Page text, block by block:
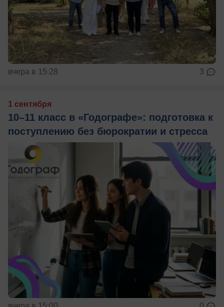
вчера в 15:28 3
1 сентября
10–11 класс в «Годографе»: подготовка к
поступлению без бюрократии и стресса